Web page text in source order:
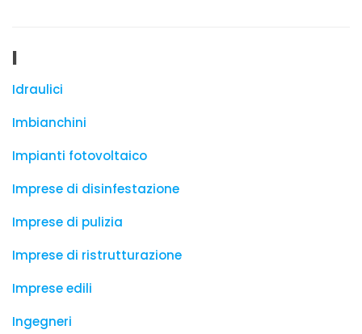
I
Idraulici
Imbianchini
Impianti fotovoltaico
Imprese di disinfestazione
Imprese di pulizia
Imprese di ristrutturazione
Imprese edili
Ingegneri